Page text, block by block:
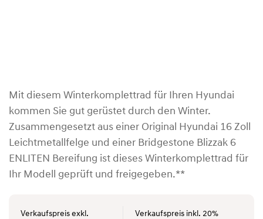
Mit diesem Winterkomplettrad für Ihren Hyundai
kommen Sie gut gerüstet durch den Winter.
Zusammengesetzt aus einer Original Hyundai 16 Zoll
Leichtmetallfelge und einer Bridgestone Blizzak 6
ENLITEN Bereifung ist dieses Winterkomplettrad für
Ihr Modell geprüft und freigegeben.**
Verkaufspreis exkl.
Verkaufspreis inkl. 20%